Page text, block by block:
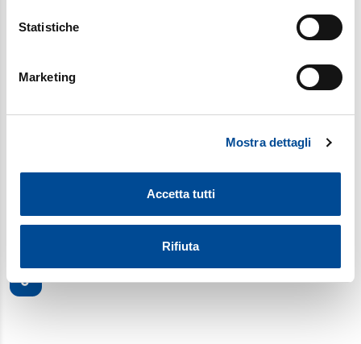
raccogliere informazioni sulla tua posizione
geografica, con un'approssimazione di qualche
Identificare il tuo dispositivo, scansionandolo
Approfondisci come vengono elaborati i tuoi dati personali
dalla Dichiarazione sui cookie.
Utilizziamo i cookie per personalizzare contenuti ed
analizzare il nostro traffico. Condividiamo inoltre
informazioni sul modo in cui utilizza il nostro sito con i
Statistiche
Marketing
Mostra dettagli
Accetta tutti
Rifiuta